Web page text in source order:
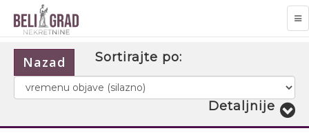
Nazad Sortirajte po:
Detaljnije